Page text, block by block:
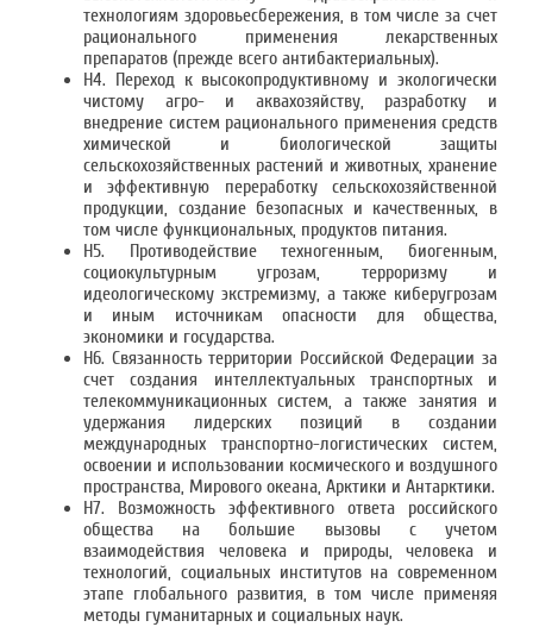
технологиям здоровьесбережения, в том числе за счет
рационального применения лекарственных
препаратов (прежде всего антибактериальных).
Н4. Переход к высокопродуктивному и экологически
чистому агро- и аквахозяйству, разработку и
внедрение систем рационального применения средств
химической и биологической защиты
сельскохозяйственных растений и животных, хранение
и эффективную переработку сельскохозяйственной
продукции, создание безопасных и качественных, в
том числе функциональных, продуктов питания.
Н5. Противодействие техногенным, биогенным,
социокультурным угрозам, терроризму и
идеологическому экстремизму, а также киберугрозам
и иным источникам опасности для общества,
экономики и государства.
Н6. Связанность территории Российской Федерации за
счет создания интеллектуальных транспортных и
телекоммуникационных систем, а также занятия и
удержания лидерских позиций в создании
международных транспортно-логистических систем,
освоении и использовании космического и воздушного
пространства, Мирового океана, Арктики и Антарктики.
Н7. Возможность эффективного ответа российского
общества на большие вызовы с учетом
взаимодействия человека и природы, человека и
технологий, социальных институтов на современном
этапе глобального развития, в том числе применяя
методы гуманитарных и социальных наук.